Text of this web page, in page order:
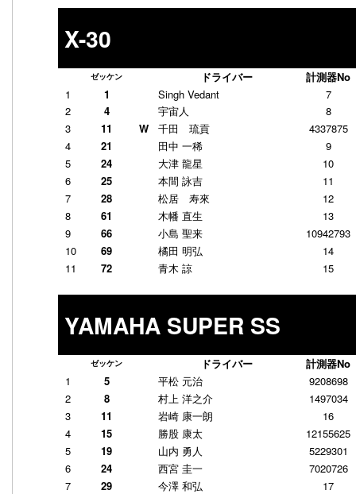
X-30
ゼッケン ドライバー
計測器No
1
1 Singh Vedant
7
2
4 宇宙人
8
3
11 W 千田 琉貢
4337875
4
21 田中 一稀
9
5
24 大津 龍星
10
6
25 本間 詠吉
11
7
28 松居 寿來
12
8
61 木幡 直生
13
9
66 小島 聖来
10942793
10
69 橘田 明弘
14
11
72 青木 諒 15
YAMAHA SUPER SS
ゼッケン ドライバー
計測器No
1
5 平松 元治
9208698
2
8 村上 洋之介
1497034
3
11 岩崎 康一朗
16
4
15 勝股 康太
12155625
5
19 山内 勇人
5229301
6
24 西宮 圭一
7020726
7
29 今澤 和弘
17